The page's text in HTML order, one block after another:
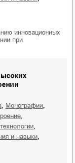
инновационных
при
монографии
и навыки